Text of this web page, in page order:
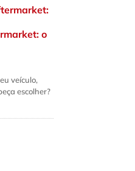
o
veículo,
escolher?